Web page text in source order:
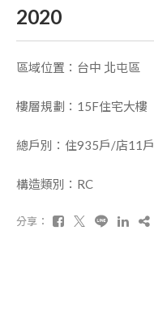
2020
區域位置：台中 北屯區
樓層規劃：15F住宅大樓
總戶別：住935戶/店11戶
構造類別：RC
分享：